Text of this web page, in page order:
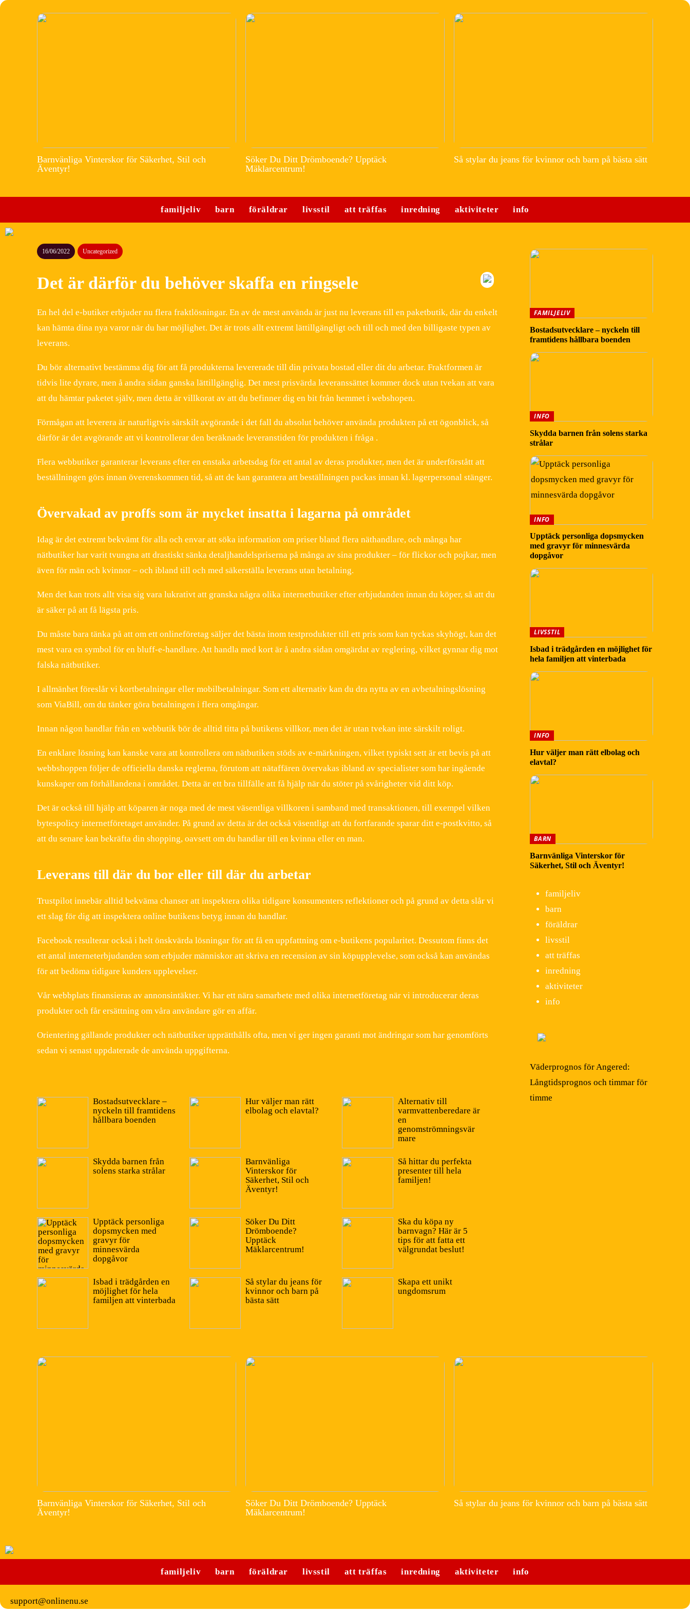
Barnvänliga Vinterskor för Säkerhet, Stil och
Äventyr!
Söker Du Ditt Drömboende? Upptäck
Mäklarcentrum!
Så stylar du jeans för kvinnor och barn på bästa sätt
familjeliv barn föräldrar livsstil att träffas inredning aktiviteter info
16/06/2022 Uncategorized
Det är därför du behöver skaffa en ringsele
En hel del e-butiker erbjuder nu flera fraktlösningar. En av de mest använda är just nu leverans till en paketbutik, där du enkelt
kan hämta dina nya varor när du har möjlighet. Det är trots allt extremt lättillgängligt och till och med den billigaste typen av
leverans.
Du bör alternativt bestämma dig för att få produkterna levererade till din privata bostad eller dit du arbetar. Fraktformen är
tidvis lite dyrare, men å andra sidan ganska lättillgänglig. Det mest prisvärda leveranssättet kommer dock utan tvekan att vara
att du hämtar paketet själv, men detta är villkorat av att du befinner dig en bit från hemmet i webshopen.
Förmågan att leverera är naturligtvis särskilt avgörande i det fall du absolut behöver använda produkten på ett ögonblick, så
därför är det avgörande att vi kontrollerar den beräknade leveranstiden för produkten i fråga .
Flera webbutiker garanterar leverans efter en enstaka arbetsdag för ett antal av deras produkter, men det är underförstått att
beställningen görs innan överenskommen tid, så att de kan garantera att beställningen packas innan kl. lagerpersonal stänger.
Övervakad av proffs som är mycket insatta i lagarna på området
Idag är det extremt bekvämt för alla och envar att söka information om priser bland flera näthandlare, och många har
nätbutiker har varit tvungna att drastiskt sänka detaljhandelspriserna på många av sina produkter – för flickor och pojkar, men
även för män och kvinnor – och ibland till och med säkerställa leverans utan betalning.
Men det kan trots allt visa sig vara lukrativt att granska några olika internetbutiker efter erbjudanden innan du köper, så att du
är säker på att få lägsta pris.
Du måste bara tänka på att om ett onlineföretag säljer det bästa inom testprodukter till ett pris som kan tyckas skyhögt, kan det
mest vara en symbol för en bluff-e-handlare. Att handla med kort är å andra sidan omgärdat av reglering, vilket gynnar dig mot
falska nätbutiker.
I allmänhet föreslår vi kortbetalningar eller mobilbetalningar. Som ett alternativ kan du dra nytta av en avbetalningslösning
som ViaBill, om du tänker göra betalningen i flera omgångar.
Innan någon handlar från en webbutik bör de alltid titta på butikens villkor, men det är utan tvekan inte särskilt roligt.
En enklare lösning kan kanske vara att kontrollera om nätbutiken stöds av e-märkningen, vilket typiskt sett är ett bevis på att
webbshoppen följer de officiella danska reglerna, förutom att nätaffären övervakas ibland av specialister som har ingående
kunskaper om förhållandena i området. Detta är ett bra tillfälle att få hjälp när du stöter på svårigheter vid ditt köp.
Det är också till hjälp att köparen är noga med de mest väsentliga villkoren i samband med transaktionen, till exempel vilken
bytespolicy internetföretaget använder. På grund av detta är det också väsentligt att du fortfarande sparar ditt e-postkvitto, så
att du senare kan bekräfta din shopping, oavsett om du handlar till en kvinna eller en man.
Leverans till där du bor eller till där du arbetar
Trustpilot innebär alltid bekväma chanser att inspektera olika tidigare konsumenters reflektioner och på grund av detta slår vi
ett slag för dig att inspektera online butikens betyg innan du handlar.
Facebook resulterar också i helt önskvärda lösningar för att få en uppfattning om e-butikens popularitet. Dessutom finns det
ett antal interneterbjudanden som erbjuder människor att skriva en recension av sin köpupplevelse, som också kan användas
för att bedöma tidigare kunders upplevelser.
Vår webbplats finansieras av annonsintäkter. Vi har ett nära samarbete med olika internetföretag när vi introducerar deras
produkter och får ersättning om våra användare gör en affär.
Orientering gällande produkter och nätbutiker upprätthålls ofta, men vi ger ingen garanti mot ändringar som har genomförts
sedan vi senast uppdaterade de använda uppgifterna.
Bostadsutvecklare –
nyckeln till framtidens
hållbara boenden
Skydda barnen från
solens starka strålar
Upptäck personliga
dopsmycken med
gravyr för
minnesvärda
dopgåvor
Isbad i trädgården en
möjlighet för hela
familjen att vinterbada
Hur väljer man rätt
elbolag och elavtal?
Barnvänliga
Vinterskor för
Säkerhet, Stil och
Äventyr!
Söker Du Ditt
Drömboende?
Upptäck
Mäklarcentrum!
Så stylar du jeans för
kvinnor och barn på
bästa sätt
Alternativ till
varmvattenberedare är
en
genomströmningsvär
mare
Så hittar du perfekta
presenter till hela
familjen!
Ska du köpa ny
barnvagn? Här är 5
tips för att fatta ett
välgrundat beslut!
Skapa ett unikt
ungdomsrum
FAMILJELIV
Bostadsutvecklare – nyckeln till
framtidens hållbara boenden
INFO
Skydda barnen från solens starka
strålar
INFO
Upptäck personliga dopsmycken
med gravyr för minnesvärda
dopgåvor
LIVSSTIL
Isbad i trädgården en möjlighet för
hela familjen att vinterbada
INFO
Hur väljer man rätt elbolag och
elavtal?
BARN
Barnvänliga Vinterskor för
Säkerhet, Stil och Äventyr!
familjeliv
barn
föräldrar
livsstil
att träffas
inredning
aktiviteter
info
Väderprognos för Angered:
Långtidsprognos och timmar för
timme
Barnvänliga Vinterskor för Säkerhet, Stil och
Äventyr!
Söker Du Ditt Drömboende? Upptäck
Mäklarcentrum!
Så stylar du jeans för kvinnor och barn på bästa sätt
familjeliv barn föräldrar livsstil att träffas inredning aktiviteter info
support@onlinenu.se